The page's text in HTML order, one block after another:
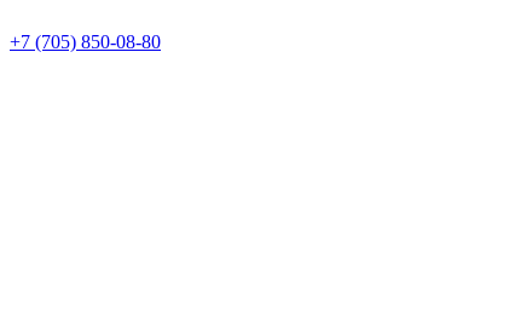
+7 (705) 850-08-80